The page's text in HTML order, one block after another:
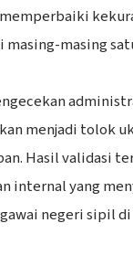
masing
menjadi tolok
Hasil validasi
internal yang
negeri sipil di